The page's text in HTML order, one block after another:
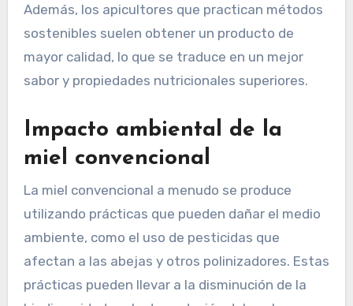
Además, los apicultores que practican métodos
sostenibles suelen obtener un producto de
mayor calidad, lo que se traduce en un mejor
sabor y propiedades nutricionales superiores.
Impacto ambiental de la
miel convencional
La miel convencional a menudo se produce
utilizando prácticas que pueden dañar el medio
ambiente, como el uso de pesticidas que
afectan a las abejas y otros polinizadores. Estas
prácticas pueden llevar a la disminución de la